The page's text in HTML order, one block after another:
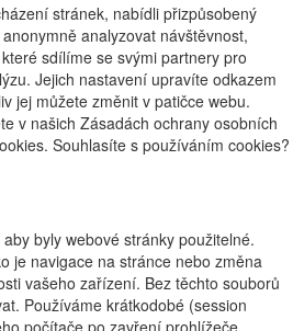
stránek, nabídli přizpůsobený
analyzovat návštěvnost,
sdílíme se svými partnery pro
Jejich nastavení upravíte odkazem
jej můžete změnit v patičce webu.
v našich Zásadách ochrany osobních
Souhlasíte s používáním cookies?
byly webové stránky použitelné.
je navigace na stránce nebo změna
vašeho zařízení. Bez těchto souborů
Používáme krátkodobé (session
počítače po zavření prohlížeče.